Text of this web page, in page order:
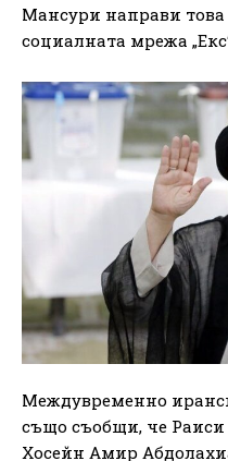
Мансури направи
социалната мрежа
Междувременно
също съобщи, че
Хосейн Амир